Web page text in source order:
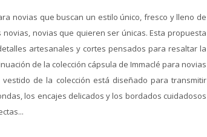
novias que buscan un estilo único, fresco y lleno de
novias que quieren ser únicas. Esta propuesta
artesanales y cortes pensados para resaltar la
de la colección cápsula de Immaclé para novias
vestido de la colección está diseñado para transmitir
los encajes delicados y los bordados cuidadosos